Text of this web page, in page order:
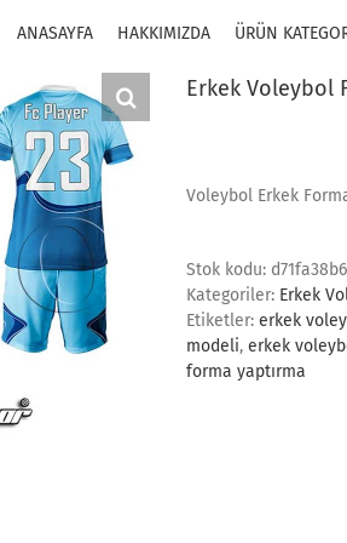
ANASAYFA HAKKIMIZDA ÜRÜN
Erkek Voleybol
Voleybol Erkek
Stok kodu:
Kategoriler: Erkek
Etiketler: erkek
modeli, erkek
forma yaptırma